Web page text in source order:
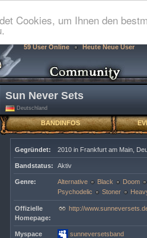
Cookies, um Ihnen den
59 User Online Heute Neue User
Sun Never Sets
Deutschland
BANDINFOS
Gegründet: 2010 in Frankfurt am Main,
Bandstatus: Aktiv
Genre: Alternative Black
Doom
Psychodelic
Stoner
Offizielle
Homepage:
http://
Myspace
sunneversetsband